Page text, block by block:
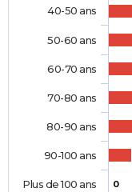
0
40-50 ans
50-60 ans
60-70 ans
70-80 ans
80-90 ans
90-100 ans
Plus de 100 ans